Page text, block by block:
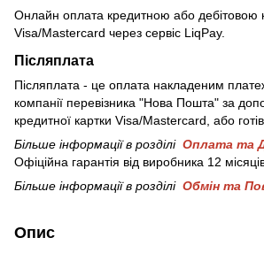
Онлайн оплата кредитною або дебітовою
Visa/Mastercard через сервіс LiqPay.
Післяплата
Післяплата - це оплата накладеним
компанії перевізника "Нова Пошта" за
кредитної картки Visa/Mastercard, або
Більше інформації в розділі Оплата та
Офіційна гарантія від виробника 12
Більше інформації в розділі Обмін та
Опис